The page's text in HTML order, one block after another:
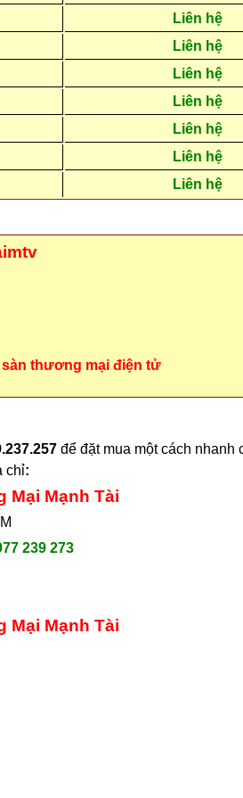
Liên hệ
Liên hệ
Liên hệ
Liên hệ
Liên hệ
Liên hệ
Liên hệ
thương mại điện tử
để đặt mua một cách nhanh
chỉ:
Mại Mạnh Tài
239 273
Mại Mạnh Tài